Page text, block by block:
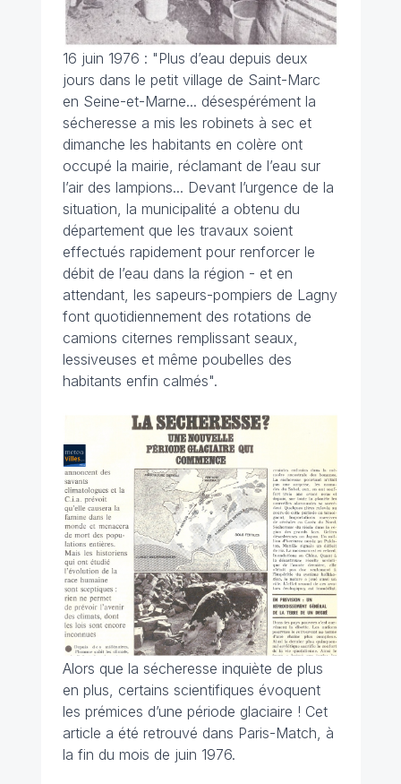
16 juin 1976 : "Plus d’eau depuis deux
jours dans le petit village de Saint-Marc
en Seine-et-Marne... désespérément la
sécheresse a mis les robinets à sec et
dimanche les habitants en colère ont
occupé la mairie, réclamant de l’eau sur
l’air des lampions... Devant l’urgence de la
situation, la municipalité a obtenu du
département que les travaux soient
effectués rapidement pour renforcer le
débit de l’eau dans la région - et en
attendant, les sapeurs-pompiers de Lagny
font quotidiennement des rotations de
camions citernes remplissant seaux,
lessiveuses et même poubelles des
habitants enfin calmés".
Alors que la sécheresse inquiète de plus
en plus, certains scientifiques évoquent
les prémices d’une période glaciaire ! Cet
article a été retrouvé dans Paris-Match, à
la fin du mois de juin 1976.